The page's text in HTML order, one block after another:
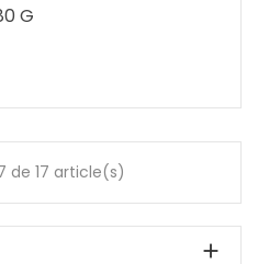
G
de 17 article(s)
